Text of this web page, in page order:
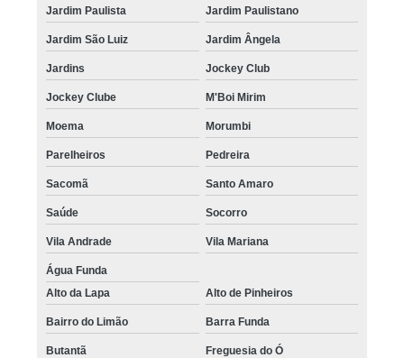
Jardim Paulista Jardim Paulistano
Jardim São Luiz Jardim Ângela
Jardins Jockey Club
Jockey Clube M'Boi Mirim
Moema Morumbi
Parelheiros Pedreira
Sacomã Santo Amaro
Saúde Socorro
Vila Andrade Vila Mariana
Água Funda
Alto da Lapa
Alto de Pinheiros
Bairro do Limão Barra Funda
Butantã Freguesia do Ó